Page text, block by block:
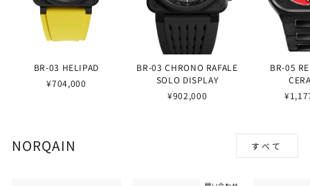
BR-03 HELIPAD
¥704,000
BR-03 CHRONO RAFALE
SOLO DISPLAY
¥902,000
BR-05
NORQAIN すべて